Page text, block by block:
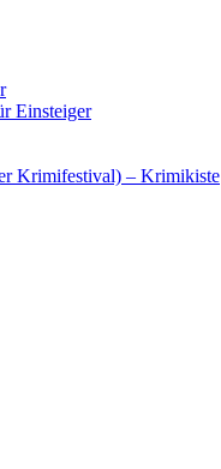
Einsteiger
Krimifestival) – Krimikiste